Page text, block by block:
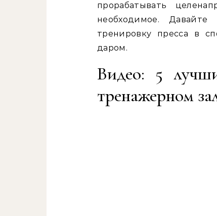
прорабатывать
необходимое. Давайте
тренировку пресса в
даром.
Видео: 5
тренажерном